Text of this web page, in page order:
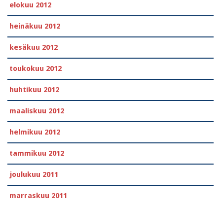
elokuu 2012
heinäkuu 2012
kesäkuu 2012
toukokuu 2012
huhtikuu 2012
maaliskuu 2012
helmikuu 2012
tammikuu 2012
joulukuu 2011
marraskuu 2011